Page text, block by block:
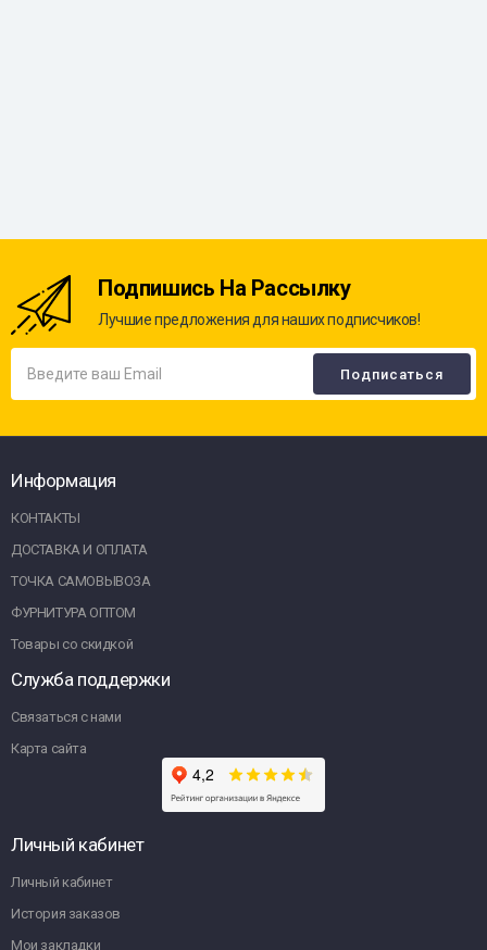
Подпишись На Рассылку
Лучшие предложения для наших подписчиков!
Информация
КОНТАКТЫ
ДОСТАВКА И ОПЛАТА
ТОЧКА САМОВЫВОЗА
ФУРНИТУРА ОПТОМ
Товары со скидкой
Служба поддержки
Связаться с нами
Карта сайта
Личный кабинет
Личный кабинет
История заказов
Мои закладки